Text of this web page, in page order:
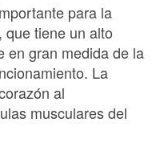
para la
tiene un alto
en gran medida de la
La
al
musculares del